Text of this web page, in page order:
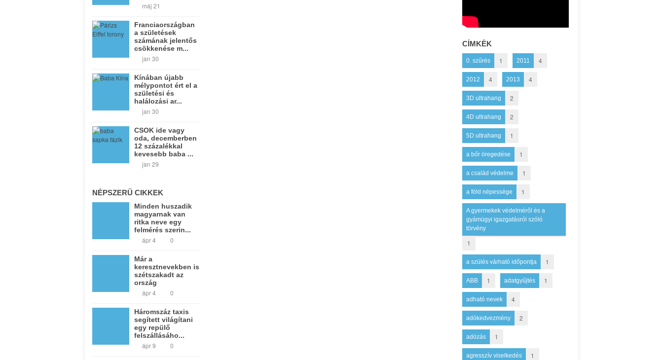
máj 21
Franciaországban
a születések
számának jelentős
csökkenése m...
jan 30
Kínában újabb
mélypontot ért el a
születési és
halálozási ar...
jan 30
CSOK ide vagy
oda, decemberben
12 százalékkal
kevesebb baba ...
jan 29
NÉPSZERŰ CIKKEK
Minden huszadik
magyarnak van
ritka neve egy
felmérés szerin...
ápr 4 0
Már a
keresztnevekben is
szétszakadt az
ország
ápr 4 0
Háromszáz taxis
segített világítani
egy repülő
felszállásáho...
ápr 9 0
CÍMKÉK
0. szűrés 1 2011 4
2012 4 2013 4
3D ultrahang 2
4D ultrahang 2
5D ultrahang 1
a bőr öregedése 1
a család védelme 1
a föld népessége 1
A gyermekek védelméről és a
gyámügyi igazgatásról szóló
törvény
1
a szülés várható időpontja 1
ABB 1 adatgyűjtés 1
adható nevek 4
adókedvezmény 2
adózás 1
agresszív viselkedés 1